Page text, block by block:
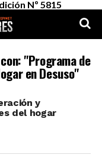
Nº 5815
"Programa de
en Desuso"
y
del hogar